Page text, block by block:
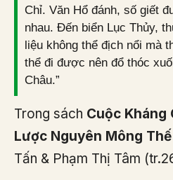
Chỉ. Văn Hổ đánh, số giết
nhau. Đến biển Lục Thủy,
liệu không thể địch nổi mà
thể đi được nên đổ thóc
Châu.”
Trong sách Cuộc Kháng
Lược Nguyên Mông Thế
Tấn & Phạm Thị Tâm